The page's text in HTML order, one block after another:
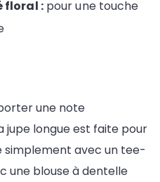
floral :pour une touche
une note
jupe longue est faite pour
simplement avec un tee-
une blouse à dentelle